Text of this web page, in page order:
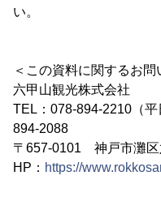
い。
＜この資料に関するお問
六甲山観光株式会社
TEL：078-894-2210（
894-2088
〒657-0101 神戸市灘区
HP： https://